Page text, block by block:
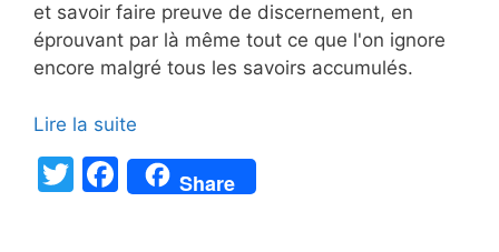
et savoir faire preuve de discernement, en
éprouvant par là même tout ce que l'on ignore
encore malgré tous les savoirs accumulés.
Lire la suite
T
F
a
Share